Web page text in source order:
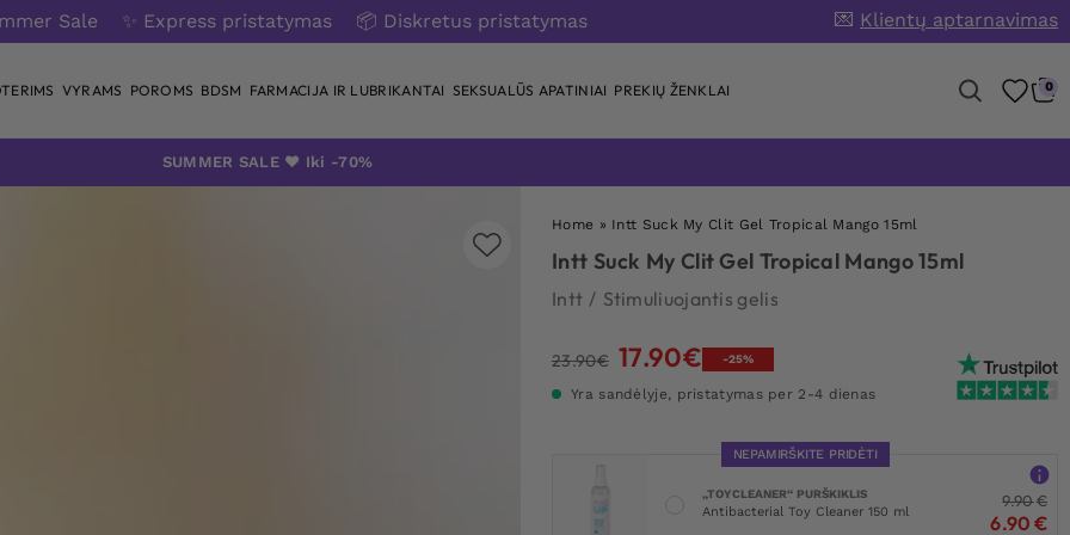
Sale ✨ Express pristatymas 📦 Diskretus pristatymas 💌 Klientų aptarnavimas
VYRAMS POROMS BDSM FARMACIJA IR LUBRIKANTAI SEKSUALŪS APATINIAI PREKIŲ ŽENKLAI 0
SUMMER SALE ❤️ Iki -70%
Home » Intt Suck My Clit Gel Tropical Mango 15ml
Intt Suck My Clit Gel Tropical Mango 15ml
Intt / Stimuliuojantis gelis
23.90€ Original
was:
17.90€Current
-25%
Yra sandėlyje, pristatymas per 2-4 dienas
NEPAMIRŠKITE PRIDĖTI
„TOYCLEANER“ PURŠKIKLIS
Antibacterial Toy Cleaner 150 ml
9.90€
6.90 €